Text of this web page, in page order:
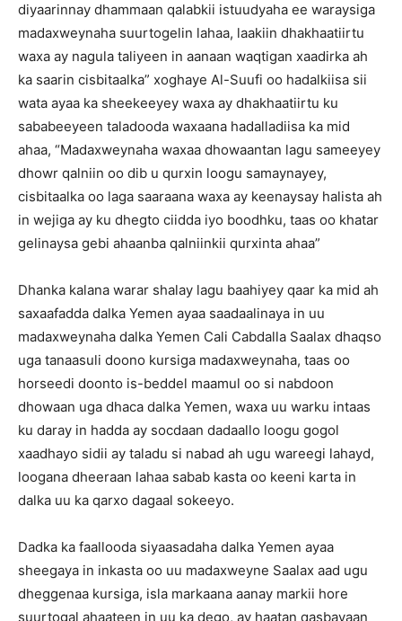
diyaarinnay dhammaan qalabkii istuudyaha ee waraysiga
madaxweynaha suurtogelin lahaa, laakiin dhakhaatiirtu
waxa ay nagula taliyeen in aanaan waqtigan xaadirka ah
ka saarin cisbitaalka” xoghaye Al-Suufi oo hadalkiisa sii
wata ayaa ka sheekeeyey waxa ay dhakhaatiirtu ku
sababeeyeen taladooda waxaana hadalladiisa ka mid
ahaa, “Madaxweynaha waxaa dhowaantan lagu sameeyey
dhowr qalniin oo dib u qurxin loogu samaynayey,
cisbitaalka oo laga saaraana waxa ay keenaysay halista ah
in wejiga ay ku dhegto ciidda iyo boodhku, taas oo khatar
gelinaysa gebi ahaanba qalniinkii qurxinta ahaa”
Dhanka kalana warar shalay lagu baahiyey qaar ka mid ah
saxaafadda dalka Yemen ayaa saadaalinaya in uu
madaxweynaha dalka Yemen Cali Cabdalla Saalax dhaqso
uga tanaasuli doono kursiga madaxweynaha, taas oo
horseedi doonto is-beddel maamul oo si nabdoon
dhowaan uga dhaca dalka Yemen, waxa uu warku intaas
ku daray in hadda ay socdaan dadaallo loogu gogol
xaadhayo sidii ay taladu si nabad ah ugu wareegi lahayd,
loogana dheeraan lahaa sabab kasta oo keeni karta in
dalka uu ka qarxo dagaal sokeeyo.
Dadka ka faallooda siyaasadaha dalka Yemen ayaa
sheegaya in inkasta oo uu madaxweyne Saalax aad ugu
dheggenaa kursiga, isla markaana aanay markii hore
suurtogal ahaateen in uu ka dego, ay haatan qasbayaan